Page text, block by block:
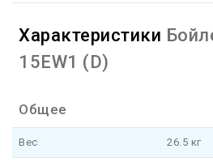
Характеристики
15EW1 (D)
Общее
Вес 26.5 кг